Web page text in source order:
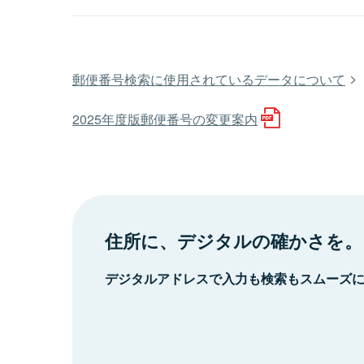
郵便番号検索に使用されているデータについて
2025年度版郵便番号の変更案内
住所に、デジタルの確かさを。
デジタルアドレスで入力も検索もスムーズ